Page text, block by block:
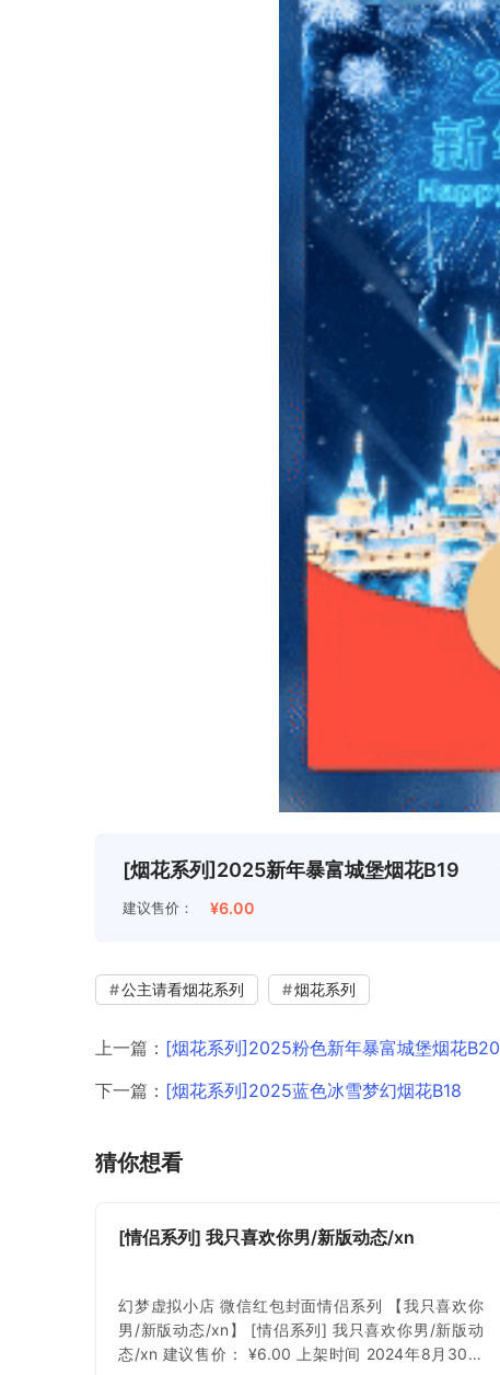
[烟花系列]2025新年暴富城堡烟花B19
建议售价： ¥6.00
公主请看烟花系列 烟花系列
上一篇： [烟花系列]2025粉色新年暴富城堡烟花B20
下一篇： [烟花系列]2025蓝色冰雪梦幻烟花B18
猜你想看
[情侣系列] 我只喜欢你男/新版动态/xn
幻梦虚拟小店 微信红包封面情侣系列 【我只喜欢你
男/新版动态/xn】 [情侣系列] 我只喜欢你男/新版动
态/xn 建议售价： ¥6.00 上架时间 2024年8月30日